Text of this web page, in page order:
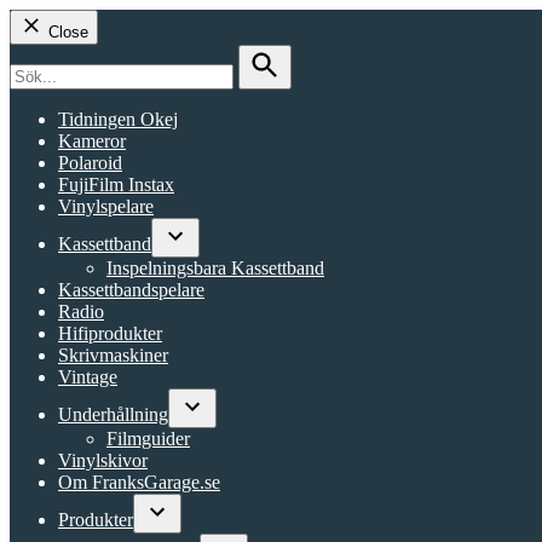
Close
for:
Search
Tidningen Okej
Kameror
Polaroid
FujiFilm Instax
Vinylspelare
Kassettband
Open
dropdown
menu
Inspelningsbara Kassettband
Kassettbandspelare
Radio
Hifiprodukter
Skrivmaskiner
Vintage
Underhållning
Open
Filmguider
Vinylskivor
Om FranksGarage.se
Produkter
Open